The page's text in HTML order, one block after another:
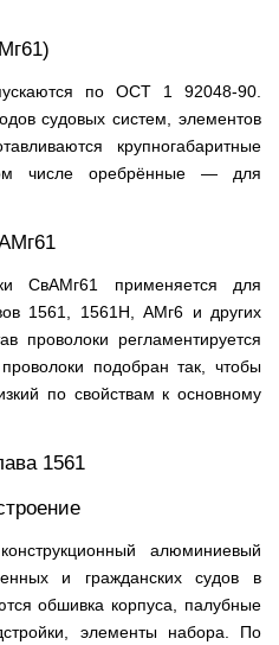
по ОСТ 1 92048-90.
судовых систем, элементов
крупногабаритные
числе оребрённые — для
СвАМг61 применяется для
1561, 1561Н, АМг6 и других
проволоки регламентируется
подобран так, чтобы
по свойствам к основному
1561
алюминиевый
и гражданских судов в
обшивка корпуса, палубные
элементы набора. По